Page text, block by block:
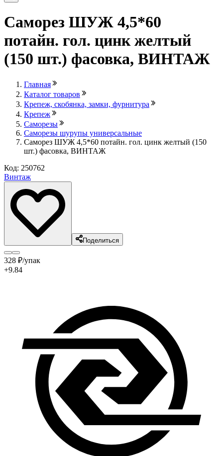
Саморез ШУЖ 4,5*60
потайн. гол. цинк желтый
(150 шт.) фасовка, ВИНТАЖ
Главная
Каталог товаров
Крепеж, скобянка, замки, фурнитура
Крепеж
Саморезы
Саморезы шурупы универсальные
Саморез ШУЖ 4,5*60 потайн. гол. цинк желтый (150
шт.) фасовка, ВИНТАЖ
Код: 250762
Винтаж
Поделиться
328 ₽/упак
+9.84